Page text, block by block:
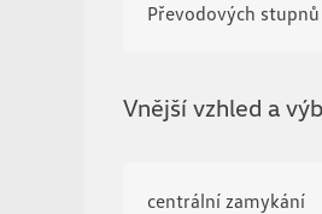
Převodových stupnů
Vnější vzhled a
centrální zamykání